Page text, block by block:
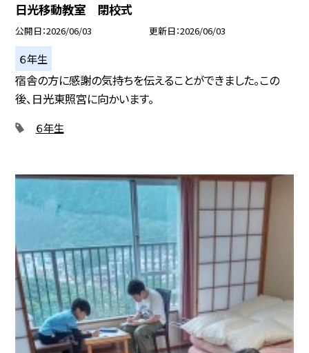
日光移動教室 閉校式
公開日 2026/06/03 更新日 2026/06/03
６年生
宿舎の方に感謝の気持ちを伝えることができました。この
後、日光東照宮に向かいます。
６年生